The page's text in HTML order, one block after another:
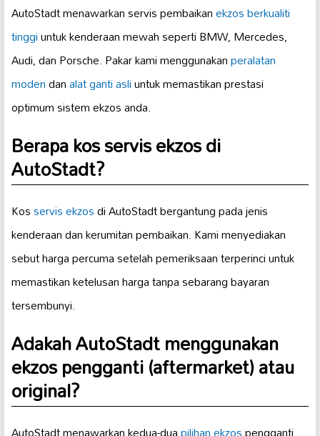
AutoStadt menawarkan servis pembaikanekzos berkualiti
tinggiuntuk kenderaan mewah seperti BMW, Mercedes,
Audi, dan Porsche. Pakar kami menggunakanperalatan
modendanalat ganti asliuntuk memastikan prestasi
optimum sistem ekzos anda.
Berapa kos servis ekzos di
AutoStadt?
Kosservis ekzosdi AutoStadt bergantung pada jenis
kenderaan dan kerumitan pembaikan. Kami menyediakan
sebut harga percuma setelah pemeriksaan terperinci untuk
memastikan ketelusan harga tanpa sebarang bayaran
tersembunyi.
Adakah AutoStadt menggunakan
ekzos pengganti (aftermarket) atau
original?